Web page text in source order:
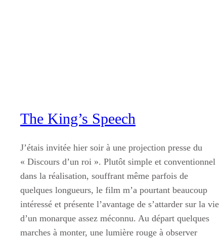
The King’s Speech
J’étais invitée hier soir à une projection presse du
« Discours d’un roi ». Plutôt simple et conventionnel
dans la réalisation, souffrant même parfois de
quelques longueurs, le film m’a pourtant beaucoup
intéressé et présente l’avantage de s’attarder sur la vie
d’un monarque assez méconnu. Au départ quelques
marches à monter, une lumière rouge à observer